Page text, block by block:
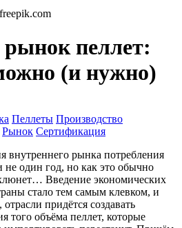
пеллет:
(и нужно)
Пеллеты Производство
Рынок Сертификация
внутреннего рынка потребления
не один год, но как это обычно
Введение экономических
стало тем самым клевком, и
придётся создавать
того объёма пеллет, которые